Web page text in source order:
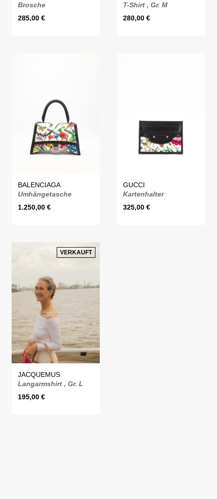
Brosche
285,00 €
T-Shirt , Gr. M
280,00€
BALENCIAGA
Umhängetasche
1.250,00 €
GUCCI
Kartenhalter
325,00€
VERKAUFT
JACQUEMUS
Langarmshirt , Gr. L
195,00 €